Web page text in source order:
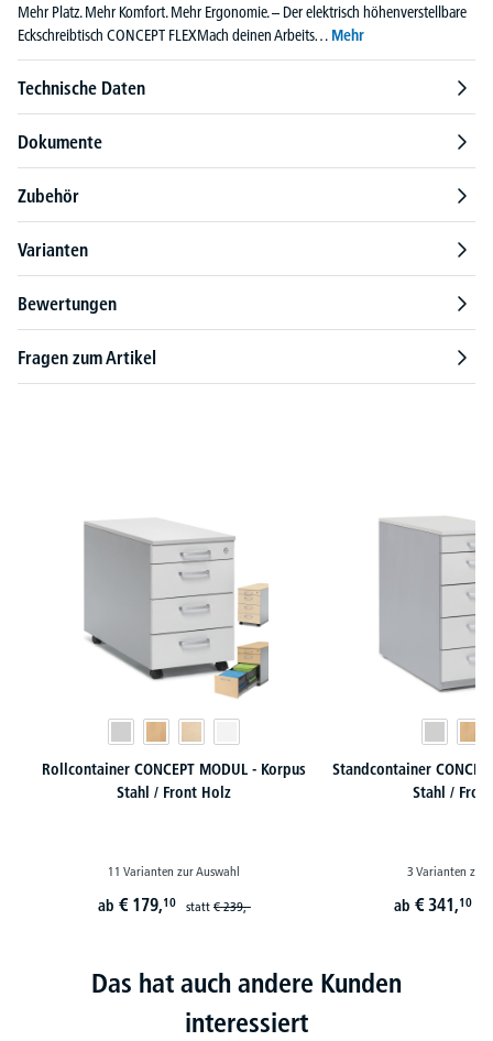
Mehr Platz. Mehr Komfort. Mehr Ergonomie. – Der elektrisch höhenverstellbare
Eckschreibtisch CONCEPT FLEXMach deinen Arbeits… Mehr
Technische Daten
Dokumente
Zubehör
Varianten
Bewertungen
Fragen zum Artikel
Rollcontainer CONCEPT MODUL - Korpus
Stahl / Front Holz
11 Varianten zur Auswahl
ab € 179,10 statt€ 239,-
Standcontainer
Stahl /
3 Varianten zur
ab € 341,10
Das hat auch andere Kunden
interessiert